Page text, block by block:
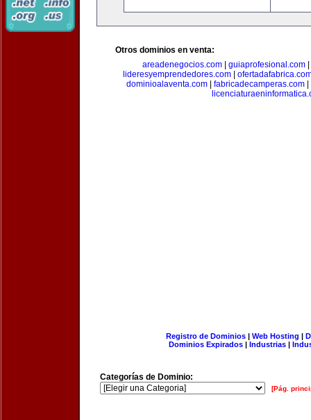
Otros dominios en venta:
areadenegocios.com
guiaprofesional.com
lideresyemprendedores.com
dominioalaventa.com
fabricadecamperas.com
Registro de Dominios| Web Hosting |
Dominios Expirados | Industrias |
Categorías de Dominio:
[Pág.